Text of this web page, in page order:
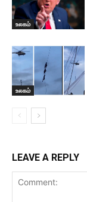
உலகம்
உலகம்
LEAVE A REPLY